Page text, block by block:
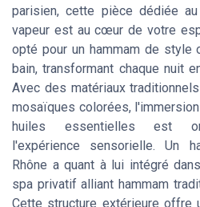
parisien, cette pièce dédiée
vapeur est au cœur de votre
opté pour un hammam de style
bain, transformant chaque nuit
Avec des matériaux
mosaïques colorées,
huiles essentielles est
l'expérience sensorielle. Un
Rhône a quant à lui intégré
spa privatif alliant hammam
Cette structure extérieure offre